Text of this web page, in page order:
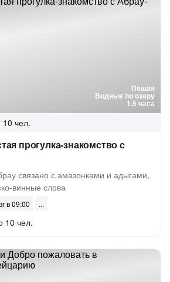
Пешая
Водные по озеру
1.5 часа
10 чел.
прогулка-знакомство с
связано с амазонками и адыгами,
винные слова
в 09:00
10 чел.